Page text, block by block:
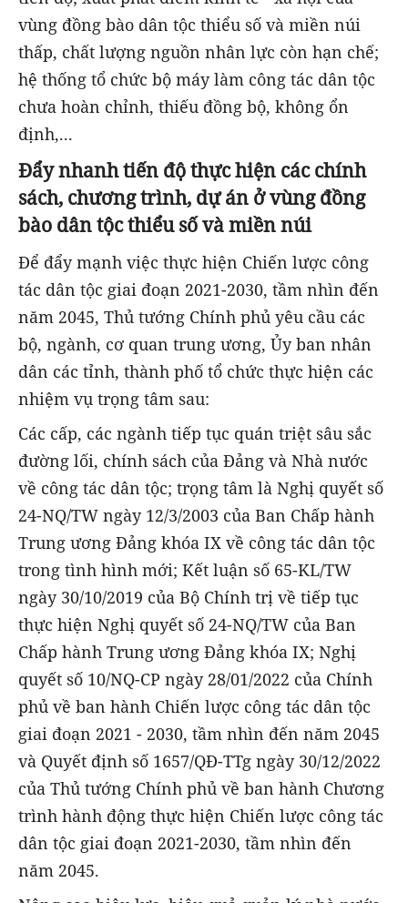
vùng đồng bào dân tộc thiểu số và miền núi
thấp, chất lượng nguồn nhân lực còn hạn chế;
hệ thống tổ chức bộ máy làm công tác dân tộc
chưa hoàn chỉnh, thiếu đồng bộ, không ổn
định,...
Đẩy nhanh tiến độ thực hiện các chính
sách, chương trình, dự án ở vùng đồng
bào dân tộc thiểu số và miền núi
Để đẩy mạnh việc thực hiện Chiến lược công
tác dân tộc giai đoạn 2021-2030, tầm nhìn đến
năm 2045, Thủ tướng Chính phủ yêu cầu các
bộ, ngành, cơ quan trung ương, Ủy ban nhân
dân các tỉnh, thành phố tổ chức thực hiện các
nhiệm vụ trọng tâm sau:
Các cấp, các ngành tiếp tục quán triệt sâu sắc
đường lối, chính sách của Đảng và Nhà nước
về công tác dân tộc; trọng tâm là Nghị quyết số
24-NQ/TW ngày 12/3/2003 của Ban Chấp hành
Trung ương Đảng khóa IX về công tác dân tộc
trong tình hình mới; Kết luận số 65-KL/TW
ngày 30/10/2019 của Bộ Chính trị về tiếp tục
thực hiện Nghị quyết số 24-NQ/TW của Ban
Chấp hành Trung ương Đảng khóa IX; Nghị
quyết số 10/NQ-CP ngày 28/01/2022 của Chính
phủ về ban hành Chiến lược công tác dân tộc
giai đoạn 2021 - 2030, tầm nhìn đến năm 2045
và Quyết định số 1657/QĐ-TTg ngày 30/12/2022
của Thủ tướng Chính phủ về ban hành Chương
trình hành động thực hiện Chiến lược công tác
dân tộc giai đoạn 2021-2030, tầm nhìn đến
năm 2045.